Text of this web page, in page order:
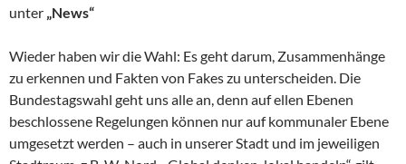
unter „News“
Wieder haben wir die Wahl: Es geht darum, Zusammenhänge
zu erkennen und Fakten von Fakes zu unterscheiden. Die
Bundestagswahl geht uns alle an, denn auf ellen Ebenen
beschlossene Regelungen können nur auf kommunaler Ebene
umgesetzt werden – auch in unserer Stadt und im jeweiligen